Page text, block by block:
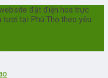
đặt điện hoa trực
tươi tại Phú Thọ theo yêu